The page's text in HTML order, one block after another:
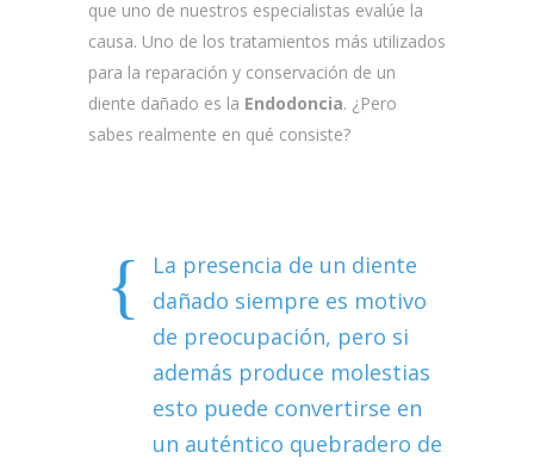
que uno de nuestros especialistas evalúe la
causa. Uno de los tratamientos más utilizados
para la reparación y conservación de un
diente dañado es la Endodoncia. ¿Pero
sabes realmente en qué consiste?
La presencia de un diente
dañado siempre es motivo
de preocupación, pero si
además produce molestias
esto puede convertirse en
un auténtico quebradero de